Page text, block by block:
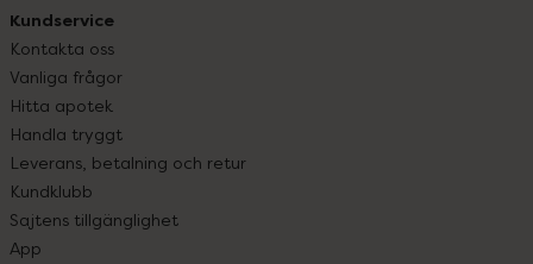
Kundservice
Kontakta oss
Vanliga frågor
Hitta apotek
Handla tryggt
Leverans, betalning och retur
Kundklubb
Sajtens tillgänglighet
App